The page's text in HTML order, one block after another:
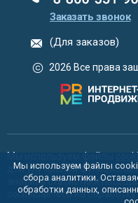
Заказать звонок
(Для заказов)
2026 Все права
Мы используем файлы
для улучшения
анализа статистики
соглашаетесь на
Мы используем файлы
сбора аналитики.
обработки данных,